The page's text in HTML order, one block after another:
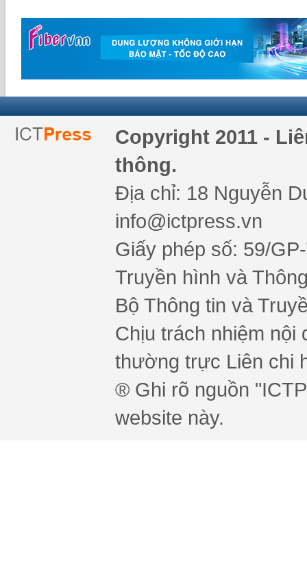
Copyright 2011 -
thông.
Địa chỉ: 18 Nguyễn
info@ictpress.vn
Giấy phép số: 59/
Truyền hình và
Bộ Thông tin và
Chịu trách nhiệm nội
thường trực Liên chi
® Ghi rõ nguồn
website này.